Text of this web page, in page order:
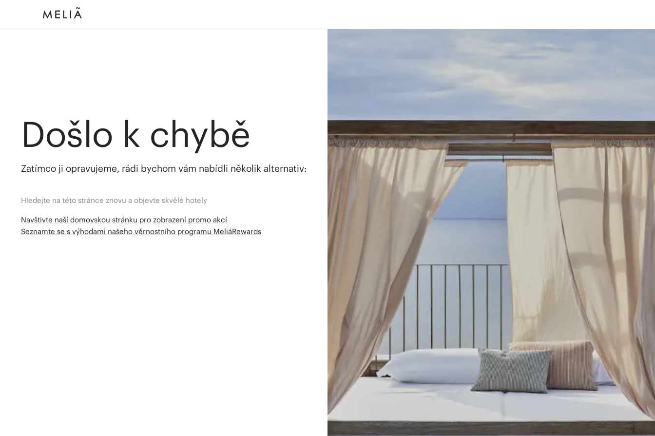
Došlo k chybě
Zatímco ji opravujeme, rádi bychom vám nabídli několik alternativ:
Hledejte na této stránce znovu a objevte skvělé hotely
Navštivte naší domovskou stránku pro zobrazení promo akcí
Seznamte se s výhodami našeho věrnostního programu MeliáRewards